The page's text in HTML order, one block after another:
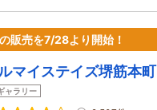
販売を7/28より開始！
マイステイズ堺筋本町
ャラリー